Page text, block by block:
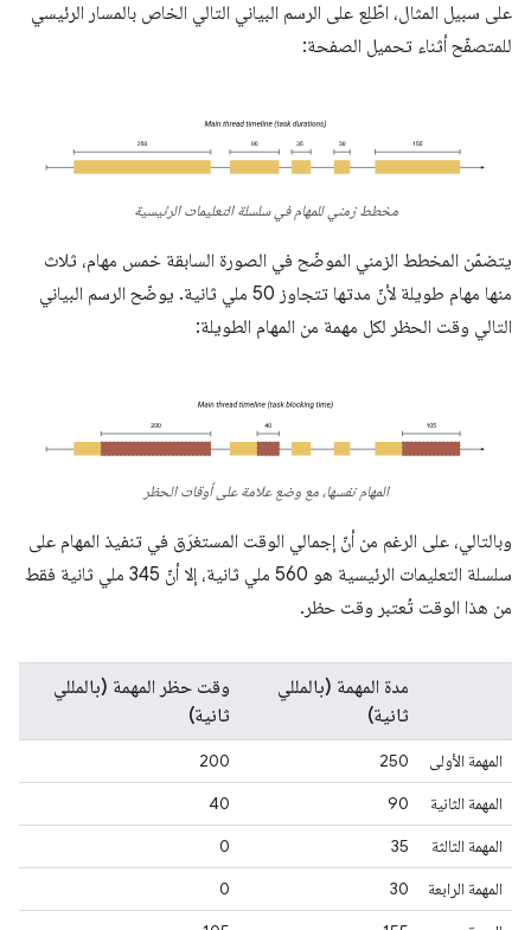
على سبيل المثال، اطّلِع على الرسم البياني التالي الخاص بالمسار الرئيسي
للمتصفّح أثناء تحميل الصفحة:
مخطط زمني للمهام في سلسلة التعليمات الرئيسية
يتضمّن المخطط الزمني الموضّح في الصورة السابقة خمس مهام، ثلاث
منها مهام طويلة لأنّ مدتها تتجاوز 50 ملي ثانية. يوضّح الرسم البياني
التالي وقت الحظر لكل مهمة من المهام الطويلة:
المهام نفسها، مع وضع علامة على أوقات الحظر
وبالتالي، على الرغم من أنّ إجمالي الوقت المستغرَق في تنفيذ المهام على
سلسلة التعليمات الرئيسية هو 560 ملي ثانية، إلا أنّ 345 ملي ثانية فقط
من هذا الوقت تُعتبر وقت حظر.
مدة المهمة (بالمللي
ثانية)
وقت حظر المهمة (بالمللي
ثانية)
المهمة الأولى 250
200
المهمة الثانية
90
40
المهمة الثالثة
35
0
المهمة الرابعة
30
0